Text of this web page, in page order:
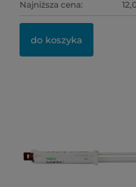
Najniższa cena:
do koszyka